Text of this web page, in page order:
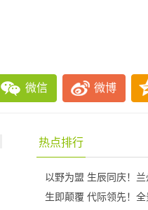
微信 微博
热点排行
以野为盟 生辰同庆！
生即颠覆 代际领先！